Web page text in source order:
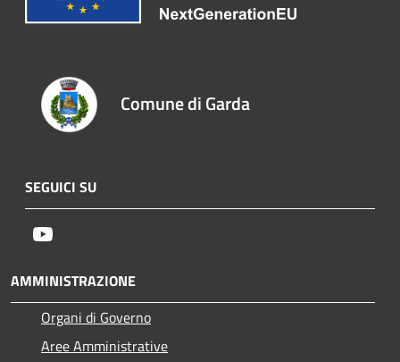
Comune di Garda
SEGUICI SU
AMMINISTRAZIONE
Organi di Governo
Aree Amministrative